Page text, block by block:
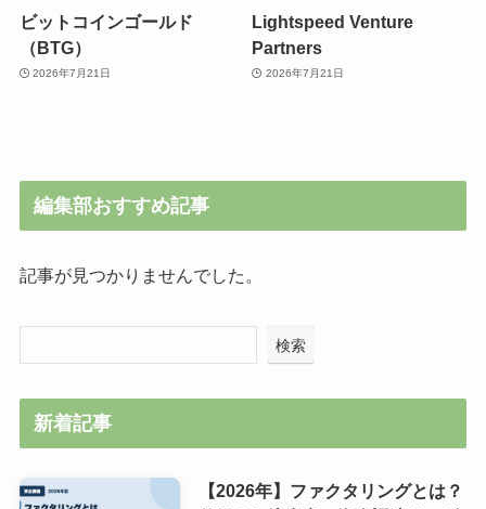
ビットコインゴールド
（BTG）
2026年7月21日
Lightspeed Venture
Partners
2026年7月21日
編集部おすすめ記事
記事が見つかりませんでした。
検索
新着記事
【2026年】ファクタリングとは？